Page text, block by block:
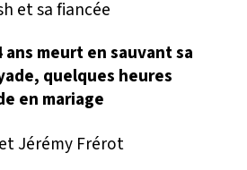
ans meurt en sauvant sa
quelques heures
en mariage